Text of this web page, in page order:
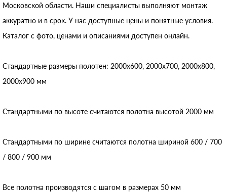
Московской области. Наши специалисты выполняют монтаж
аккуратно и в срок. У нас доступные цены и понятные условия.
Каталог с фото, ценами и описаниями доступен онлайн.
Стандартные размеры полотен: 2000x600, 2000x700, 2000x800,
2000x900 мм
Стандартными по высоте считаются полотна высотой 2000 мм
Стандартными по ширине считаются полотна шириной 600 / 700
/ 800 / 900 мм
Все полотна производятся с шагом в размерах 50 мм